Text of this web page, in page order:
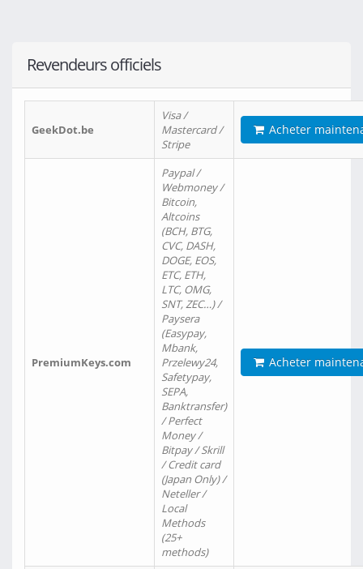
Revendeurs officiels
GeekDot.be
Visa /
Mastercard /
Stripe
Acheter
PremiumKeys.com
Paypal /
Webmoney /
Bitcoin,
Altcoins
(BCH, BTG,
CVC, DASH,
DOGE, EOS,
ETC, ETH,
LTC, OMG,
SNT, ZEC…) /
Paysera
(Easypay,
Mbank,
Przelewy24,
Safetypay,
SEPA,
Banktransfer)
/ Perfect
Money /
Bitpay / Skrill
/ Credit card
(Japan Only) /
Neteller /
Local
Methods
(25+
methods)
Acheter